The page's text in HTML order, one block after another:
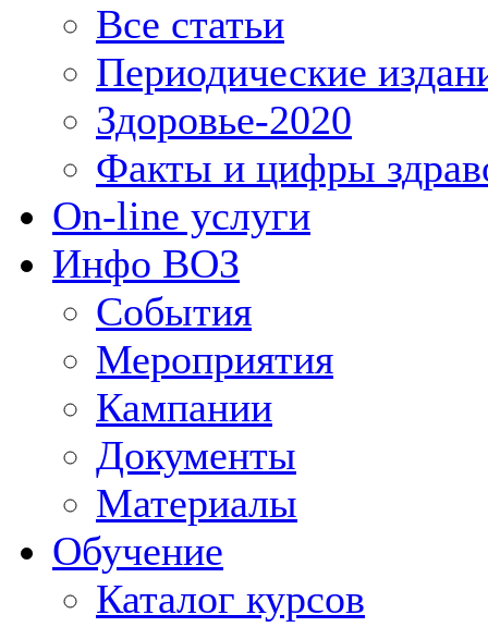
Все статьи
Периодические
Здоровье-2020
Факты и цифры
On-line услуги
Инфо ВОЗ
События
Мероприятия
Кампании
Документы
Материалы
Обучение
Каталог курсов